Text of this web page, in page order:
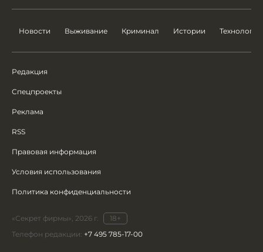
Новости Выживание Криминал Истории Технологии
Редакция
Спецпроекты
Реклама
RSS
Правовая информация
Условия использования
Политика конфиденциальности
«Секрет фирмы», 2026 г.
18+
Телефон редакции: +7 495 785-17-00